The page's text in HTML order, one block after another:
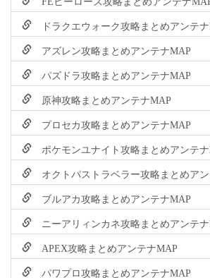
ドラクエウォーク攻略まとめアンテ
アズレン攻略まとめアンテナMAP
パズドラ攻略まとめアンテナMAP
原神攻略まとめアンテナMAP
プロセカ攻略まとめアンテナMAP
ポケモンユナイト攻略まとめアンテ
オクトパストラベラー攻略まとめア
ブルアカ攻略まとめアンテナMAP
ニーアリィンカネ攻略まとめアンテ
APEX攻略まとめアンテナMAP
パワプロ攻略まとめアンテナMAP